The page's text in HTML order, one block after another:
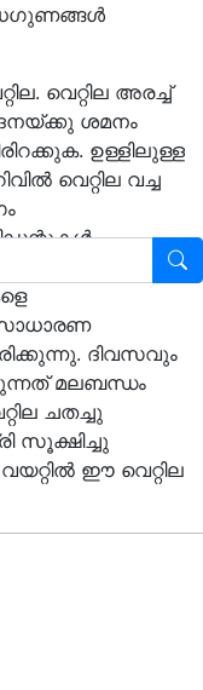
വെറ്റില അരച്ച്
ശമനം
ഉള്ളിലുള്ള
വെറ്റില വച്ച
ദിവസവും
മലബന്ധം
ചതച്ചു
സൂക്ഷിച്ചു
ഈ വെറ്റില